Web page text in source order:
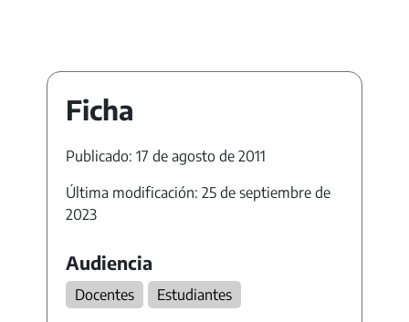
Ficha
Publicado: 17 de agosto de 2011
Última modificación: 25 de septiembre de
2023
Audiencia
Docentes Estudiantes